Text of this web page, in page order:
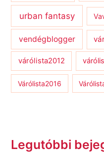
urban fantasy
vendégblogger
várólista2012
Várólista2016
Legutóbbi